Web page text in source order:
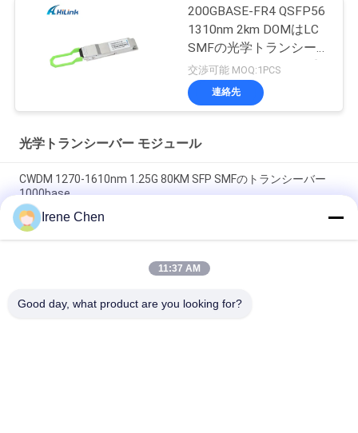
200GBASE-FR4 QSFP56
1310nm 2km DOMはLC
SMFの光学トランシー
バー モジュールを二重
にする
交渉可能 MOQ:1PCS
連絡先
光学トランシーバー モジュール
CWDM 1270-1610nm 1.25G 80KM SFP SMFのトランシーバー
1000base
60km QSFP+のイーサネット光学トランシーバーのホットプラ
グ対応の二重LC 40Gb/s
MPOのコネクターの光学トランシーバー モジュールHilink 100G
Irene Chen
11:37 AM
Good day, what product are you looking for?